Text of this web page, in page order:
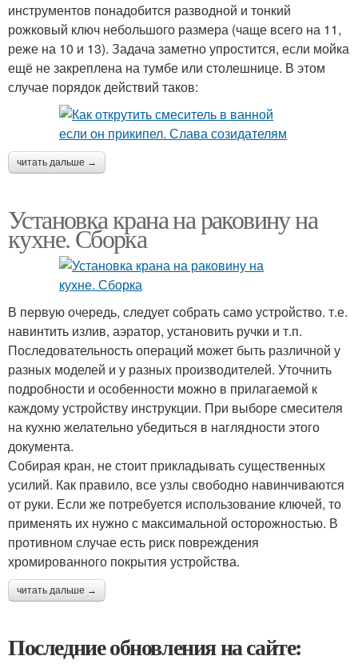
инструментов понадобится разводной и тонкий
рожковый ключ небольшого размера (чаще всего на 11,
реже на 10 и 13). Задача заметно упростится, если мойка
ещё не закреплена на тумбе или столешнице. В этом
случае порядок действий таков:
читать дальше →
Установка крана на раковину на
кухне. Сборка
В первую очередь, следует собрать само устройство. т.е.
навинтить излив, аэратор, установить ручки и т.п.
Последовательность операций может быть различной у
разных моделей и у разных производителей. Уточнить
подробности и особенности можно в прилагаемой к
каждому устройству инструкции. При выборе смесителя
на кухню желательно убедиться в наглядности этого
документа.
Собирая кран, не стоит прикладывать существенных
усилий. Как правило, все узлы свободно навинчиваются
от руки. Если же потребуется использование ключей, то
применять их нужно с максимальной осторожностью. В
противном случае есть риск повреждения
хромированного покрытия устройства.
читать дальше →
Последние обновления на сайте: